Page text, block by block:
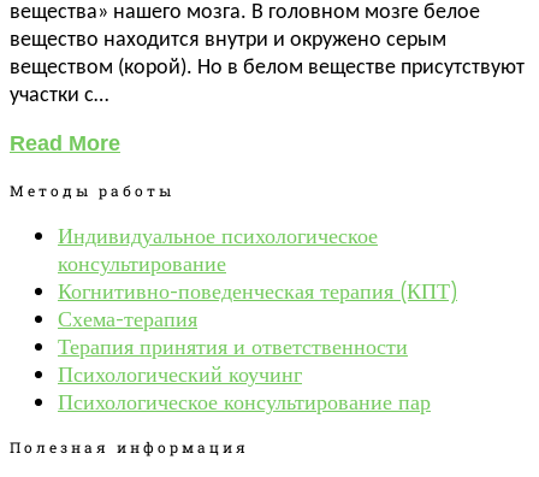
вещества» нашего мозга. В головном мозге белое
вещество находится внутри и окружено серым
веществом (корой). Но в белом веществе присутствуют
участки с…
Read More
Методы работы
Индивидуальное психологическое
консультирование
Когнитивно-поведенческая терапия (КПТ)
Схема-терапия
Терапия принятия и ответственности
Психологический коучинг
Психологическое консультирование пар
Полезная информация